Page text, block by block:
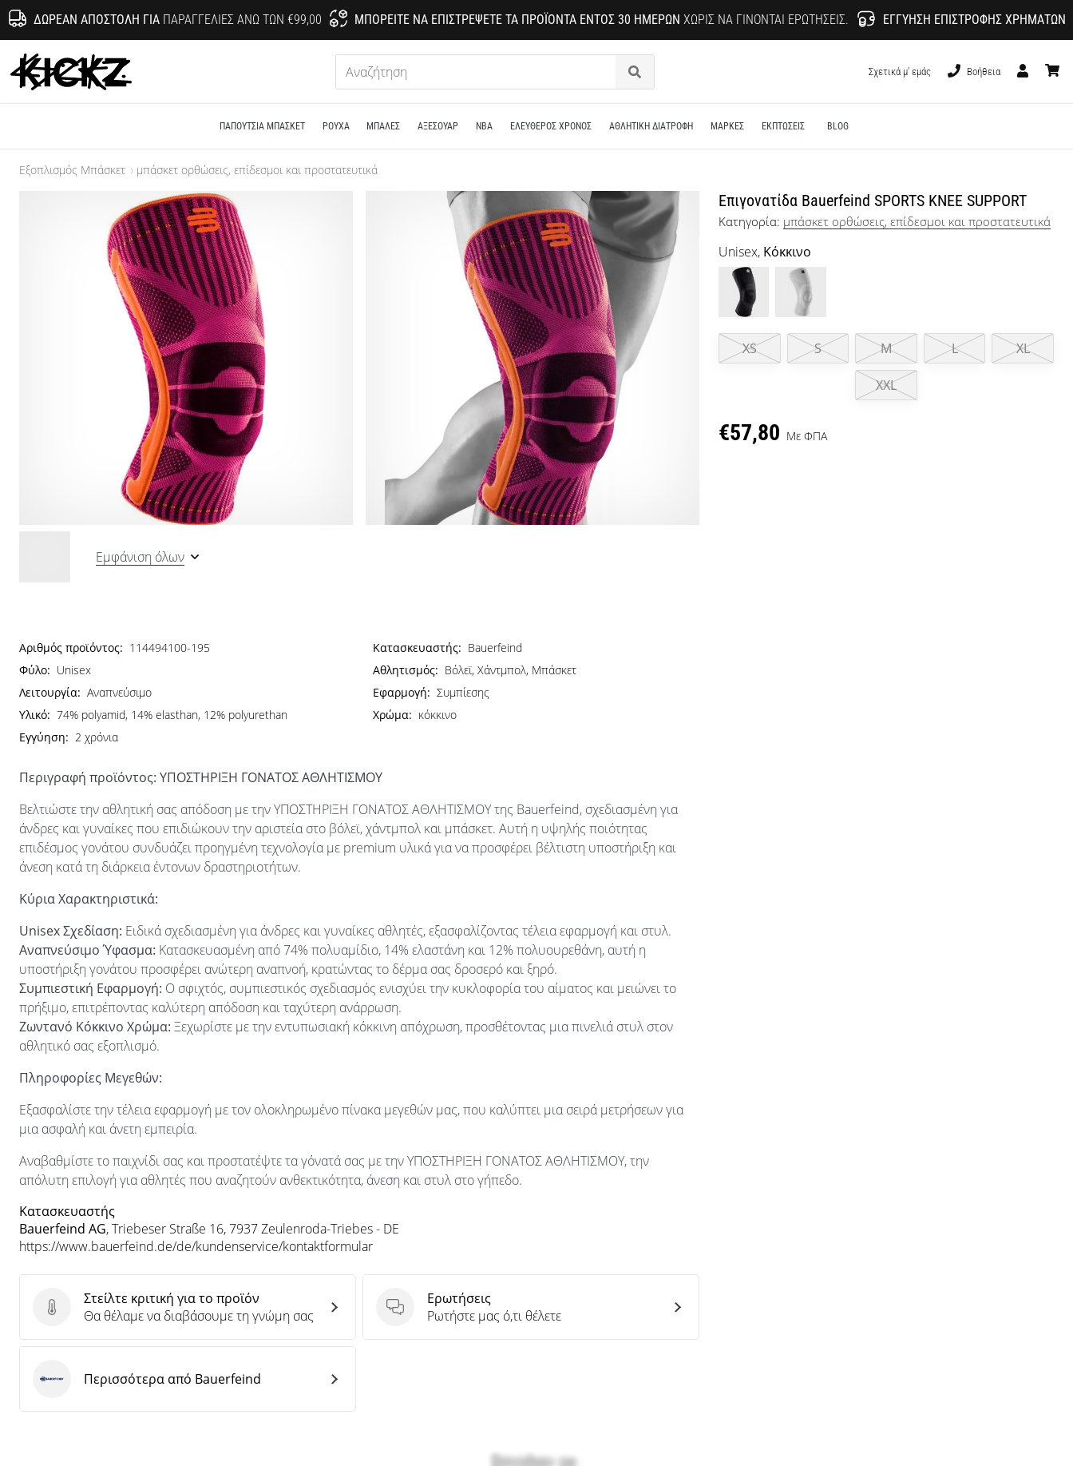
ΔΩΡΕΆΝ ΑΠΟΣΤΟΛΉ ΓΙΑΠΑΡΑΓΓΕΛΊΕΣ ΆΝΩ ΤΩΝ €99,00 ΜΠΟΡΕΊΤΕ ΝΑ ΕΠΙΣΤΡΈΨΕΤΕ ΤΑ ΠΡΟΪΌΝΤΑ ΕΝΤΌΣ 30 ΗΜΕΡΏΝ ΧΩΡΊΣ ΝΑ ΓΊΝΟΝΤΑΙ ΕΡΩΤΉΣΕΙΣ. ΕΓΓΎΗΣΗ ΕΠΙΣΤΡΟΦΉΣ ΧΡΗΜΆΤΩΝ
KICKZ.gr
Αναζήτηση
Σχετικά μ' εμάς
Βοήθεια
ΠΑΠΟΎΤΣΙΑ ΜΠΆΣΚΕΤ ΡΟΎΧΑ ΜΠΑΛΕΣ ΑΞΕΣΟΥΑΡ NBA ΕΛΕΥΘΕΡΟΣ ΧΡΟΝΟΣ ΑΘΛΗΤΙΚΗ ΔΙΑΤΡΟΦΗ ΜΑΡΚΕΣ ΕΚΠΤΩΣΕΙΣ BLOG
Εξοπλισμός Μπάσκετ μπάσκετ oρθώσεις, επίδεσμοι και προστατευτικά
Επιγονατίδα Bauerfeind SPORTS KNEE SUPPORT
Κατηγορία: μπάσκετ oρθώσεις, επίδεσμοι και προστατευτικά
Unisex, Κόκκινο
XS S M L XL
XXL
€57,80 Με ΦΠΑ
Εμφάνιση όλων
Αριθμός προϊόντος: 114494100-195 Κατασκευαστής: Bauerfeind
Φύλο: Unisex Αθλητισμός: Βόλεϊ, Χάντμπολ, Μπάσκετ
Λειτουργία: Αναπνεύσιμο Εφαρμογή: Συμπίεσης
Υλικό: 74% polyamid, 14% elasthan, 12% polyurethan Χρώμα: κόκκινο
Εγγύηση: 2 χρόνια
Περιγραφή προϊόντος: ΥΠΟΣΤΗΡΙΞΗ ΓΟΝΑΤΟΣ ΑΘΛΗΤΙΣΜΟΥ
Βελτιώστε την αθλητική σας απόδοση με την ΥΠΟΣΤΗΡΙΞΗ ΓΟΝΑΤΟΣ ΑΘΛΗΤΙΣΜΟΥ της Bauerfeind, σχεδιασμένη για
άνδρες και γυναίκες που επιδιώκουν την αριστεία στο βόλεϊ, χάντμπολ και μπάσκετ. Αυτή η υψηλής ποιότητας
επιδέσμος γονάτου συνδυάζει προηγμένη τεχνολογία με premium υλικά για να προσφέρει βέλτιστη υποστήριξη και
άνεση κατά τη διάρκεια έντονων δραστηριοτήτων.
Κύρια Χαρακτηριστικά:
Unisex Σχεδίαση: Ειδικά σχεδιασμένη για άνδρες και γυναίκες αθλητές, εξασφαλίζοντας τέλεια εφαρμογή και στυλ.
Αναπνεύσιμο Ύφασμα: Κατασκευασμένη από 74% πολυαμίδιο, 14% ελαστάνη και 12% πολυουρεθάνη, αυτή η
υποστήριξη γονάτου προσφέρει ανώτερη αναπνοή, κρατώντας το δέρμα σας δροσερό και ξηρό.
Συμπιεστική Εφαρμογή: Ο σφιχτός, συμπιεστικός σχεδιασμός ενισχύει την κυκλοφορία του αίματος και μειώνει το
πρήξιμο, επιτρέποντας καλύτερη απόδοση και ταχύτερη ανάρρωση.
Ζωντανό Κόκκινο Χρώμα: Ξεχωρίστε με την εντυπωσιακή κόκκινη απόχρωση, προσθέτοντας μια πινελιά στυλ στον
αθλητικό σας εξοπλισμό.
Πληροφορίες Μεγεθών:
Εξασφαλίστε την τέλεια εφαρμογή με τον ολοκληρωμένο πίνακα μεγεθών μας, που καλύπτει μια σειρά μετρήσεων για
μια ασφαλή και άνετη εμπειρία.
Αναβαθμίστε το παιχνίδι σας και προστατέψτε τα γόνατά σας με την ΥΠΟΣΤΗΡΙΞΗ ΓΟΝΑΤΟΣ ΑΘΛΗΤΙΣΜΟΥ, την
απόλυτη επιλογή για αθλητές που αναζητούν ανθεκτικότητα, άνεση και στυλ στο γήπεδο.
Κατασκευαστής
Bauerfeind AG, Triebeser Straße 16, 7937 Zeulenroda-Triebes - DE
https://www.bauerfeind.de/de/kundenservice/kontaktformular
Στείλτε κριτική για το προϊόν
Στείλτε κριτική για το προϊόν
Θα θέλαμε να διαβάσουμε τη γνώμη σας
Ερωτήσεις
Ερωτήσεις
Ρωτήστε μας ό,τι θέλετε
BauerfeindΠερισσότερα από Bauerfeind